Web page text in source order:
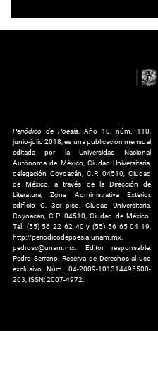
Periódico de Poesía , Año 10, núm. 110,
junio-julio 2018, es una publicación mensual
editada por la Universidad Nacional
Autónoma de México, Ciudad Universitaria,
delegación Coyoacán, C.P. 04510, Ciudad
de México, a través de la Dirección de
Literatura, Zona Administrativa Exterior,
edificio C, 3er piso, Ciudad Universitaria,
Coyoacán, C.P. 04510, Ciudad de México.
Tel. (55) 56 22 62 40 y (55) 56 65 04 19,
http://periodicodepoesia.unam.mx,
pedrosc@unam.mx. Editor responsable:
Pedro Serrano. Reserva de Derechos al uso
exclusivo Núm. 04-2009-101314495500-
203, ISSN: 2007-4972.